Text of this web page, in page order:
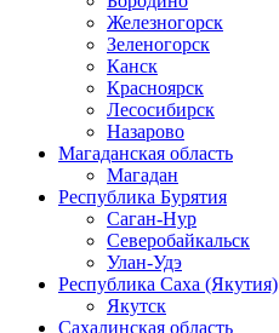
Железногорск
Зеленогорск
Канск
Красноярск
Лесосибирск
Назарово
Магаданская область
Магадан
Республика Бурятия
Саган-Нур
Северобайкальск
Улан-Удэ
Республика Саха (Якутия)
Якутск
Сахалинская область